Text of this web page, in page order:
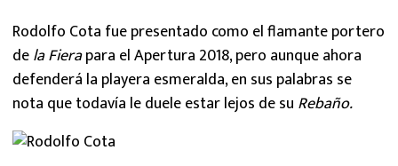
Rodolfo Cota fue presentado como el flamante portero
dela Fierapara el Apertura 2018, pero aunque ahora
defenderá la playera esmeralda, en sus palabras se
nota que todavía le duele estar lejos de su Rebaño.